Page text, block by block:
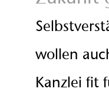
wollen
Kanzlei fit